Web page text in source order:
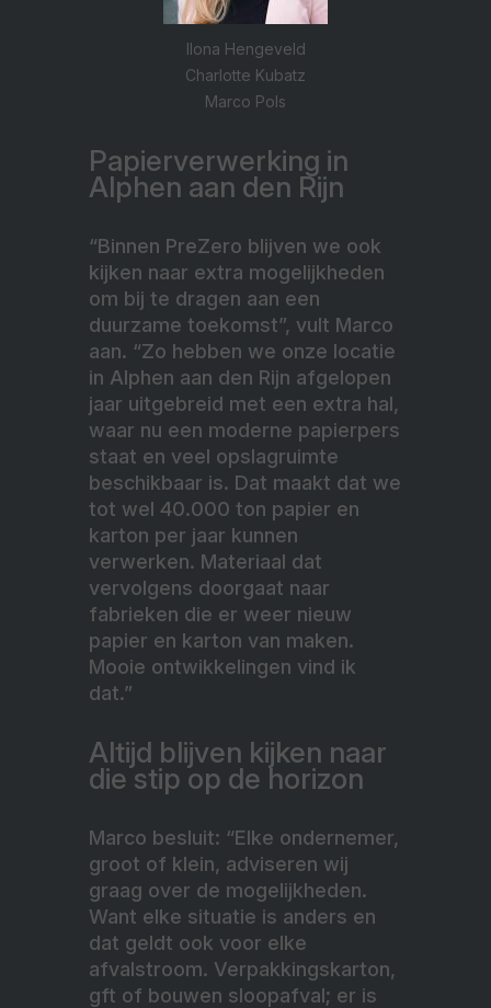
Ilona Hengeveld
Charlotte Kubatz
Marco Pols
Papierverwerking in
Alphen aan den Rijn
“Binnen PreZero blijven we ook
kijken naar extra mogelijkheden
om bij te dragen aan een
duurzame toekomst”, vult Marco
aan. “Zo hebben we onze locatie
in Alphen aan den Rijn afgelopen
jaar uitgebreid met een extra hal,
waar nu een moderne papierpers
staat en veel opslagruimte
beschikbaar is. Dat maakt dat we
tot wel 40.000 ton papier en
karton per jaar kunnen
verwerken. Materiaal dat
vervolgens doorgaat naar
fabrieken die er weer nieuw
papier en karton van maken.
Mooie ontwikkelingen vind ik
dat.”
Altijd blijven kijken naar
die stip op de horizon
Marco besluit: “Elke ondernemer,
groot of klein, adviseren wij
graag over de mogelijkheden.
Want elke situatie is anders en
dat geldt ook voor elke
afvalstroom. Verpakkingskarton,
gft of bouwen sloopafval; er is